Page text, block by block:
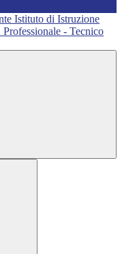
Istituto di Istruzione
Professionale - Tecnico